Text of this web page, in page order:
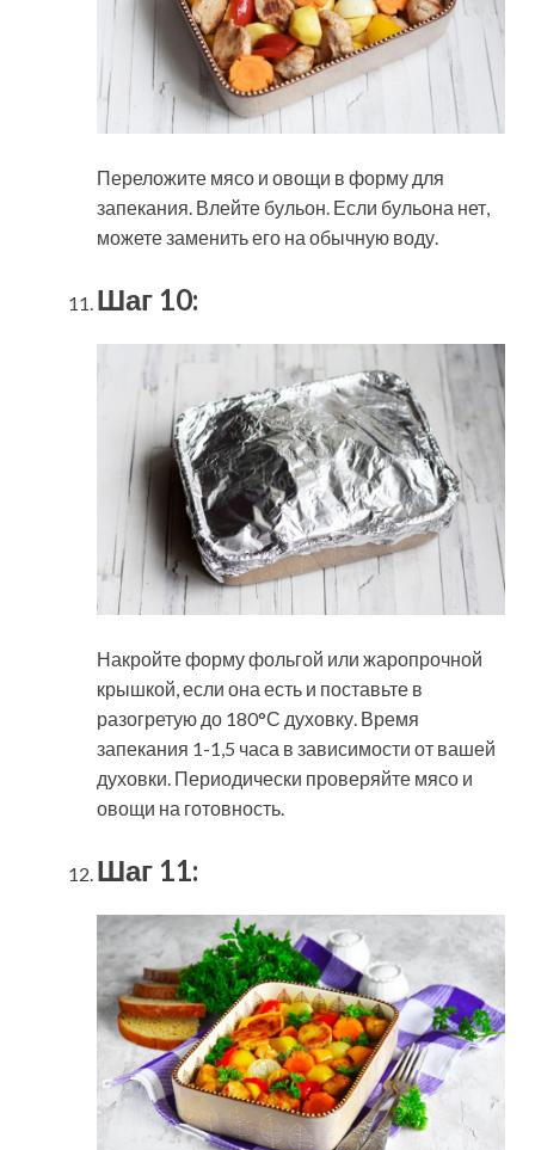
Переложите мясо и овощи в форму для
запекания. Влейте бульон. Если бульона нет,
можете заменить его на обычную воду.
Шаг 10:
Накройте форму фольгой или жаропрочной
крышкой, если она есть и поставьте в
разогретую до 180°С духовку. Время
запекания 1-1,5 часа в зависимости от вашей
духовки. Периодически проверяйте мясо и
овощи на готовность.
Шаг 11: